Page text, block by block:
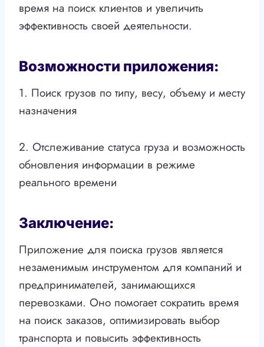
время на поиск клиентов и увеличить
эффективность своей деятельности.
Возможности приложения:
1. Поиск грузов по типу, весу, объему и месту
назначения
2. Отслеживание статуса груза и возможность
обновления информации в режиме
реального времени
Заключение:
Приложение для поиска грузов является
незаменимым инструментом для компаний и
предпринимателей, занимающихся
перевозками. Оно помогает сократить время
на поиск заказов, оптимизировать выбор
транспорта и повысить эффективность